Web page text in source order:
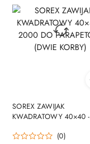
obniżką
SOREX ZAWIJAK
KWADRATOWY 40×40 -
(DWIE KORBY)(0)